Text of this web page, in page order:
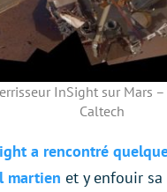
InSight sur Mars –
Caltech
a rencontré
martien et y enfouir sa